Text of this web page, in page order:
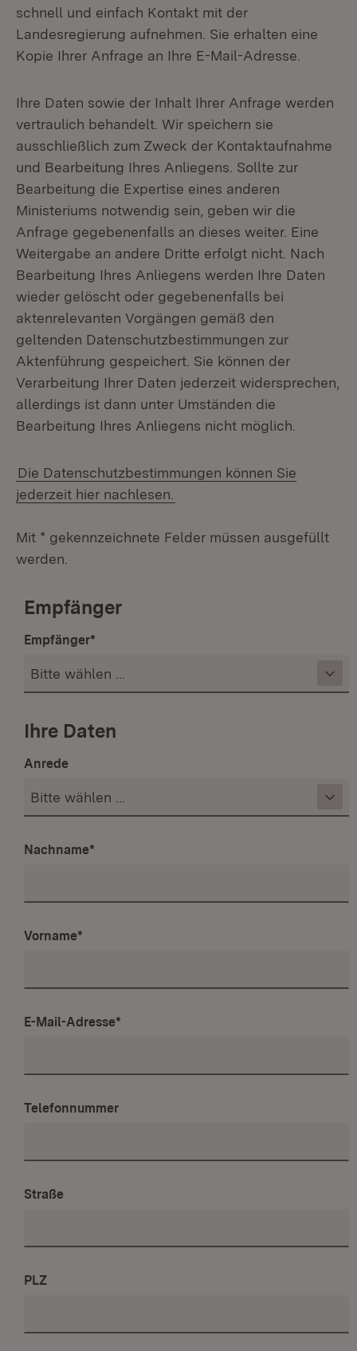
schnell und einfach Kontakt mit der
Landesregierung aufnehmen. Sie erhalten eine
Kopie Ihrer Anfrage an Ihre E-Mail-Adresse.
Ihre Daten sowie der Inhalt Ihrer Anfrage werden
vertraulich behandelt. Wir speichern sie
ausschließlich zum Zweck der Kontaktaufnahme
und Bearbeitung Ihres Anliegens. Sollte zur
Bearbeitung die Expertise eines anderen
Ministeriums notwendig sein, geben wir die
Anfrage gegebenenfalls an dieses weiter. Eine
Weitergabe an andere Dritte erfolgt nicht. Nach
Bearbeitung Ihres Anliegens werden Ihre Daten
wieder gelöscht oder gegebenenfalls bei
aktenrelevanten Vorgängen gemäß den
geltenden Datenschutzbestimmungen zur
Aktenführung gespeichert. Sie können der
Verarbeitung Ihrer Daten jederzeit widersprechen,
allerdings ist dann unter Umständen die
Bearbeitung Ihres Anliegens nicht möglich.
Die Datenschutzbestimmungen können Sie
jederzeit hier nachlesen.
Mit * gekennzeichnete Felder müssen ausgefüllt
werden.
Empfänger
Empfänger*
Ihre Daten
Anrede
Nachname*
Vorname*
E-Mail-Adresse*
Telefonnummer
Straße
PLZ